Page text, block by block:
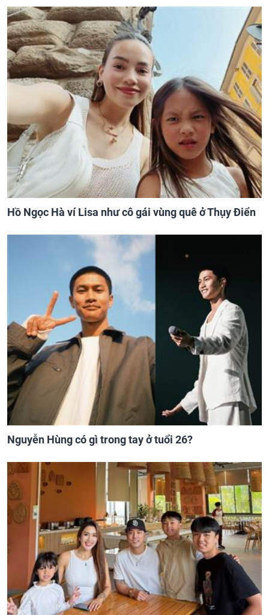
Hồ Ngọc Hà ví Lisa như cô gái vùng quê ở Thụy Điển
Nguyễn Hùng có gì trong tay ở tuổi 26?